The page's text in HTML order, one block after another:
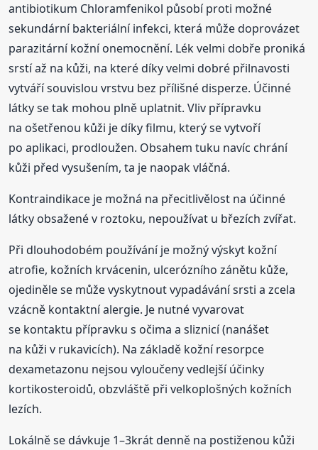
antibiotikum Chloramfenikol působí proti možné
sekundární bakteriální infekci, která může doprovázet
parazitární kožní onemocnění. Lék velmi dobře proniká
srstí až na kůži, na které díky velmi dobré přilnavosti
vytváří souvislou vrstvu bez přílišné disperze. Účinné
látky se tak mohou plně uplatnit. Vliv přípravku
na ošetřenou kůži je díky filmu, který se vytvoří
po aplikaci, prodloužen. Obsahem tuku navíc chrání
kůži před vysušením, ta je naopak vláčná.
Kontraindikace je možná na přecitlivělost na účinné
látky obsažené v roztoku, nepoužívat u březích zvířat.
Při dlouhodobém používání je možný výskyt kožní
atrofie, kožních krvácenin, ulcerózního zánětu kůže,
ojediněle se může vyskytnout vypadávání srsti a zcela
vzácně kontaktní alergie. Je nutné vyvarovat
se kontaktu přípravku s očima a sliznicí (nanášet
na kůži v rukavicích). Na základě kožní resorpce
dexametazonu nejsou vyloučeny vedlejší účinky
kortikosteroidů, obzvláště při velkoplošných kožních
lezích.
Lokálně se dávkuje 1–3krát denně na postiženou kůži